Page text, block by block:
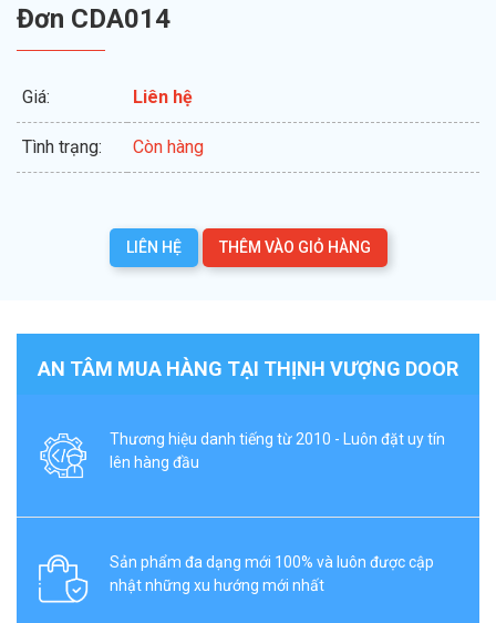
Đơn CDA014
Giá: Liên hệ
Tình trạng: Còn hàng
LIÊN HỆ THÊM VÀO GIỎ HÀNG
AN TÂM MUA HÀNG TẠI THỊNH VƯỢNG DOOR
Thương hiệu danh tiếng từ 2010 - Luôn đặt uy tín
lên hàng đầu
Sản phẩm đa dạng mới 100% và luôn được cập
nhật những xu hướng mới nhất